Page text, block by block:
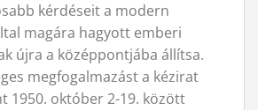
kérdéseit a modern
magára hagyott emberi
újra a középpontjába állítsa.
megfogalmazást a kézirat
1950. október 2-19. között